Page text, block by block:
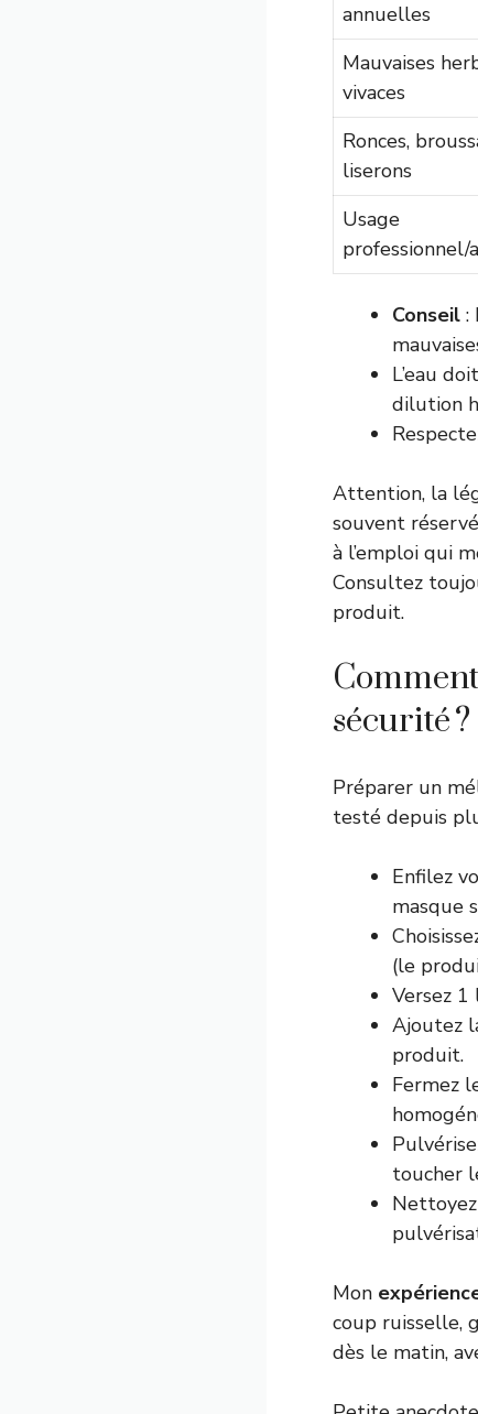
annuelles
Mauvaises
vivaces
Ronces,
liserons
Usage
professionnel/
Conseil :
L’eau
dilution
Attention, la
souvent
à l’emploi qui
Consultez
produit.
sécurité ?
Préparer un
testé depuis
Enfilez
masque
(le
Versez 1
Ajoutez
produit.
Fermez
toucher
Mon
coup ruisselle,
dès le matin,